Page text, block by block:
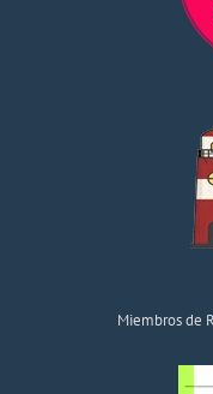
Miembros de